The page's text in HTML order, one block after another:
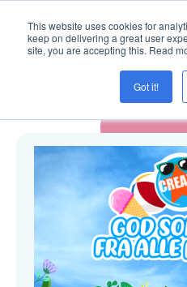
This website uses cookies for
keep on delivering a great user
site, you are accepting this. Read
Got it!
Blogg (